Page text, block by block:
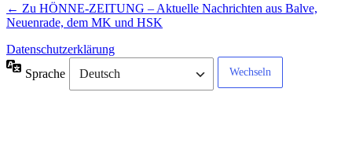
← Zu HÖNNE-ZEITUNG – Aktuelle Nachrichten aus Balve,
Neuenrade, dem MK und HSK
Datenschutzerklärung
Sprache